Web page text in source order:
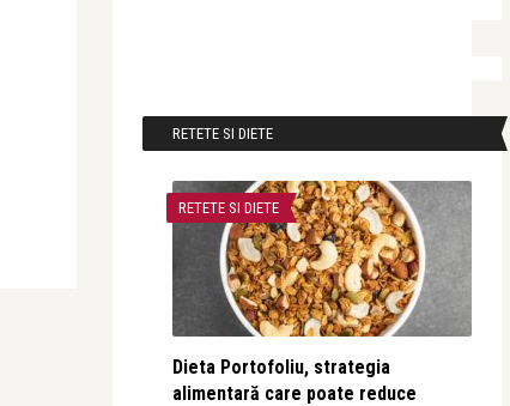
RETETE SI DIETE
RETETE SI DIETE
Dieta Portofoliu, strategia
alimentară care poate reduce